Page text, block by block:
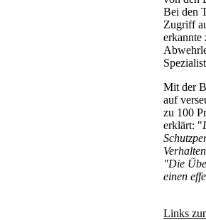
Bei den
Zugriff
erkannte
Mit der
auf
zu 100
erklärt: "
"Die
einen
Links